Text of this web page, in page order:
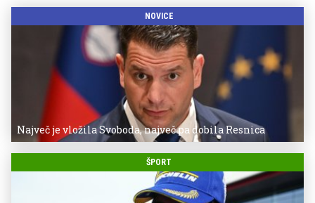
NOVICE
Največ je vložila Svoboda, največ pa dobila Resnica
ŠPORT